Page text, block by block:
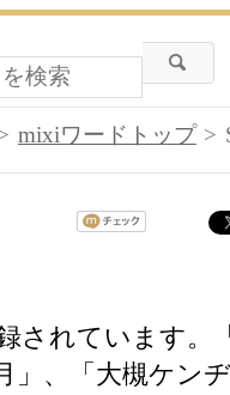
mixiワードトップ
されています。
」、「大槻ケ